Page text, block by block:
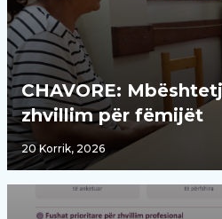
CHAVORE:
zhvillim për fëmijët
20 Korrik, 2026